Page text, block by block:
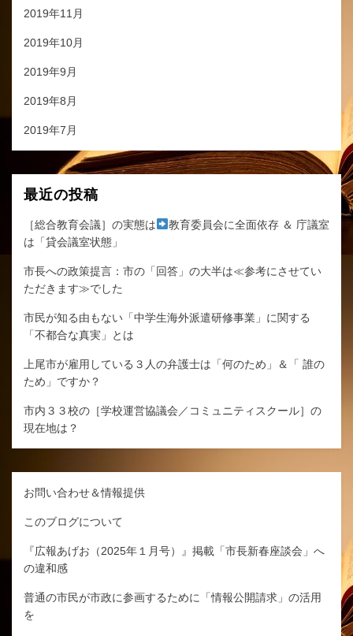
2019年11月
2019年10月
2019年9月
2019年8月
2019年7月
最近の投稿
［総合教育会議］の実態は
教育委員会に全面依存 ＆ 庁議室
は「貸会議室状態」
市長への政策提言：市の「回答」の大半は≪参考にさせてい
ただきます≫でした
市民が知る由もない「中学生海外派遣研修事業」に関する
「不都合な真実」とは
上尾市が雇用している３人の弁護士は「何のため」＆「 誰の
ため」ですか？
市内３３校の［学校運営協議会／コミュニティスクール］の
現在地は？
お問い合わせ＆情報提供
このブログについて
『広報あげお（2025年１月号）』掲載「市長新春座談会」へ
の違和感
普通の市民が市政に参画するために「情報公開請求」の活用
を